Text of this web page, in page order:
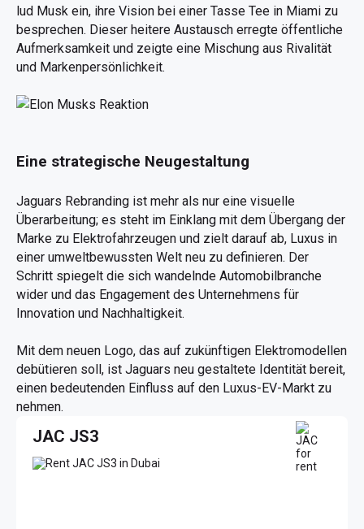
lud Musk ein, ihre Vision bei einer Tasse Tee in Miami zu
besprechen. Dieser heitere Austausch erregte öffentliche
Aufmerksamkeit und zeigte eine Mischung aus Rivalität
und Markenpersönlichkeit.
Eine strategische Neugestaltung
Jaguars Rebranding ist mehr als nur eine visuelle
Überarbeitung; es steht im Einklang mit dem Übergang der
Marke zu Elektrofahrzeugen und zielt darauf ab, Luxus in
einer umweltbewussten Welt neu zu definieren. Der
Schritt spiegelt die sich wandelnde Automobilbranche
wider und das Engagement des Unternehmens für
Innovation und Nachhaltigkeit.
Mit dem neuen Logo, das auf zukünftigen Elektromodellen
debütieren soll, ist Jaguars neu gestaltete Identität bereit,
einen bedeutenden Einfluss auf den Luxus-EV-Markt zu
nehmen.
JAC JS3